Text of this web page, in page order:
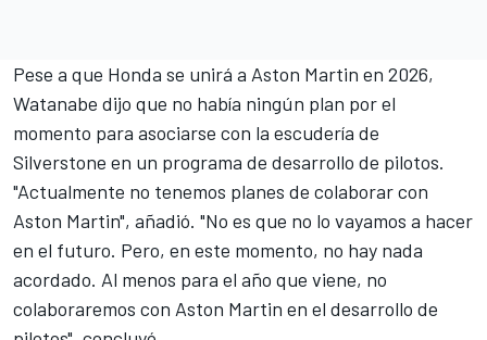
Pese a que Honda se unirá a Aston Martin en 2026,
Watanabe dijo que no había ningún plan por el
momento para asociarse con la escudería de
Silverstone en un programa de desarrollo de pilotos.
"Actualmente no tenemos planes de colaborar con
Aston Martin", añadió. "No es que no lo vayamos a hacer
en el futuro. Pero, en este momento, no hay nada
acordado. Al menos para el año que viene, no
colaboraremos con Aston Martin en el desarrollo de